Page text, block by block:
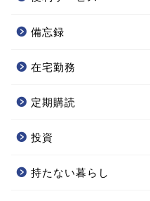
備忘録
在宅勤務
定期購読
投資
持たない暮らし